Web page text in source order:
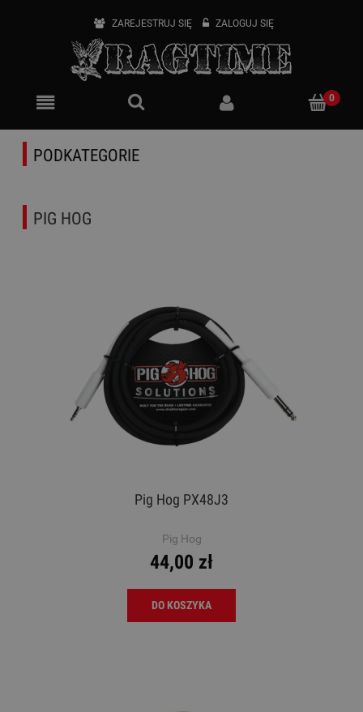
ZAREJESTRUJ SIĘ ZALOGUJ SIĘ
PODKATEGORIE
PIG HOG
Pig Hog PX48J3
Pig Hog
44,00 zł
DO KOSZYKA